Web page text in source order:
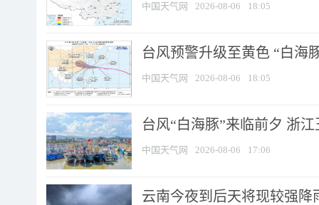
中国天气网 2026-08-06 18:05
台风预警升级至黄色 “白海
中国天气网 2026-08-06 18:05
台风“白海豚”来临前夕 浙
中国天气网 2026-08-06 17:06
云南今夜到后天将现较强降